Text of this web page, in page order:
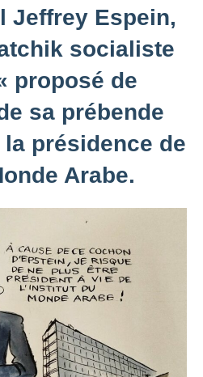
Jeffrey Espein,
socialiste
proposé de
sa prébende
présidence de
Arabe.